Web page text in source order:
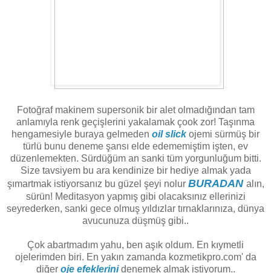
Fotoğraf makinem supersonik bir alet olmadığından tam
anlamıyla renk geçişlerini yakalamak çook zor! Taşınma
hengamesiyle buraya gelmeden oil slickojemi sürmüş bir
türlü bunu deneme şansı elde edememiştim işten, ev
düzenlemekten. Sürdüğüm an sanki tüm yorgunluğum bitti.
Size tavsiyem bu ara kendinize bir hediye almak yada
şımartmak istiyorsanız bu güzel şeyi nolur BURADAN alın,
sürün! Meditasyon yapmış gibi olacaksınız ellerinizi
seyrederken, sanki gece olmuş yıldızlar tırnaklarınıza, dünya
avucunuza düşmüş gibi..
Çok abartmadım yahu, ben aşık oldum. En kıymetli
ojelerimden biri. En yakın zamanda kozmetikpro.com' da
diğer oje efeklerinidenemek almak istiyorum..